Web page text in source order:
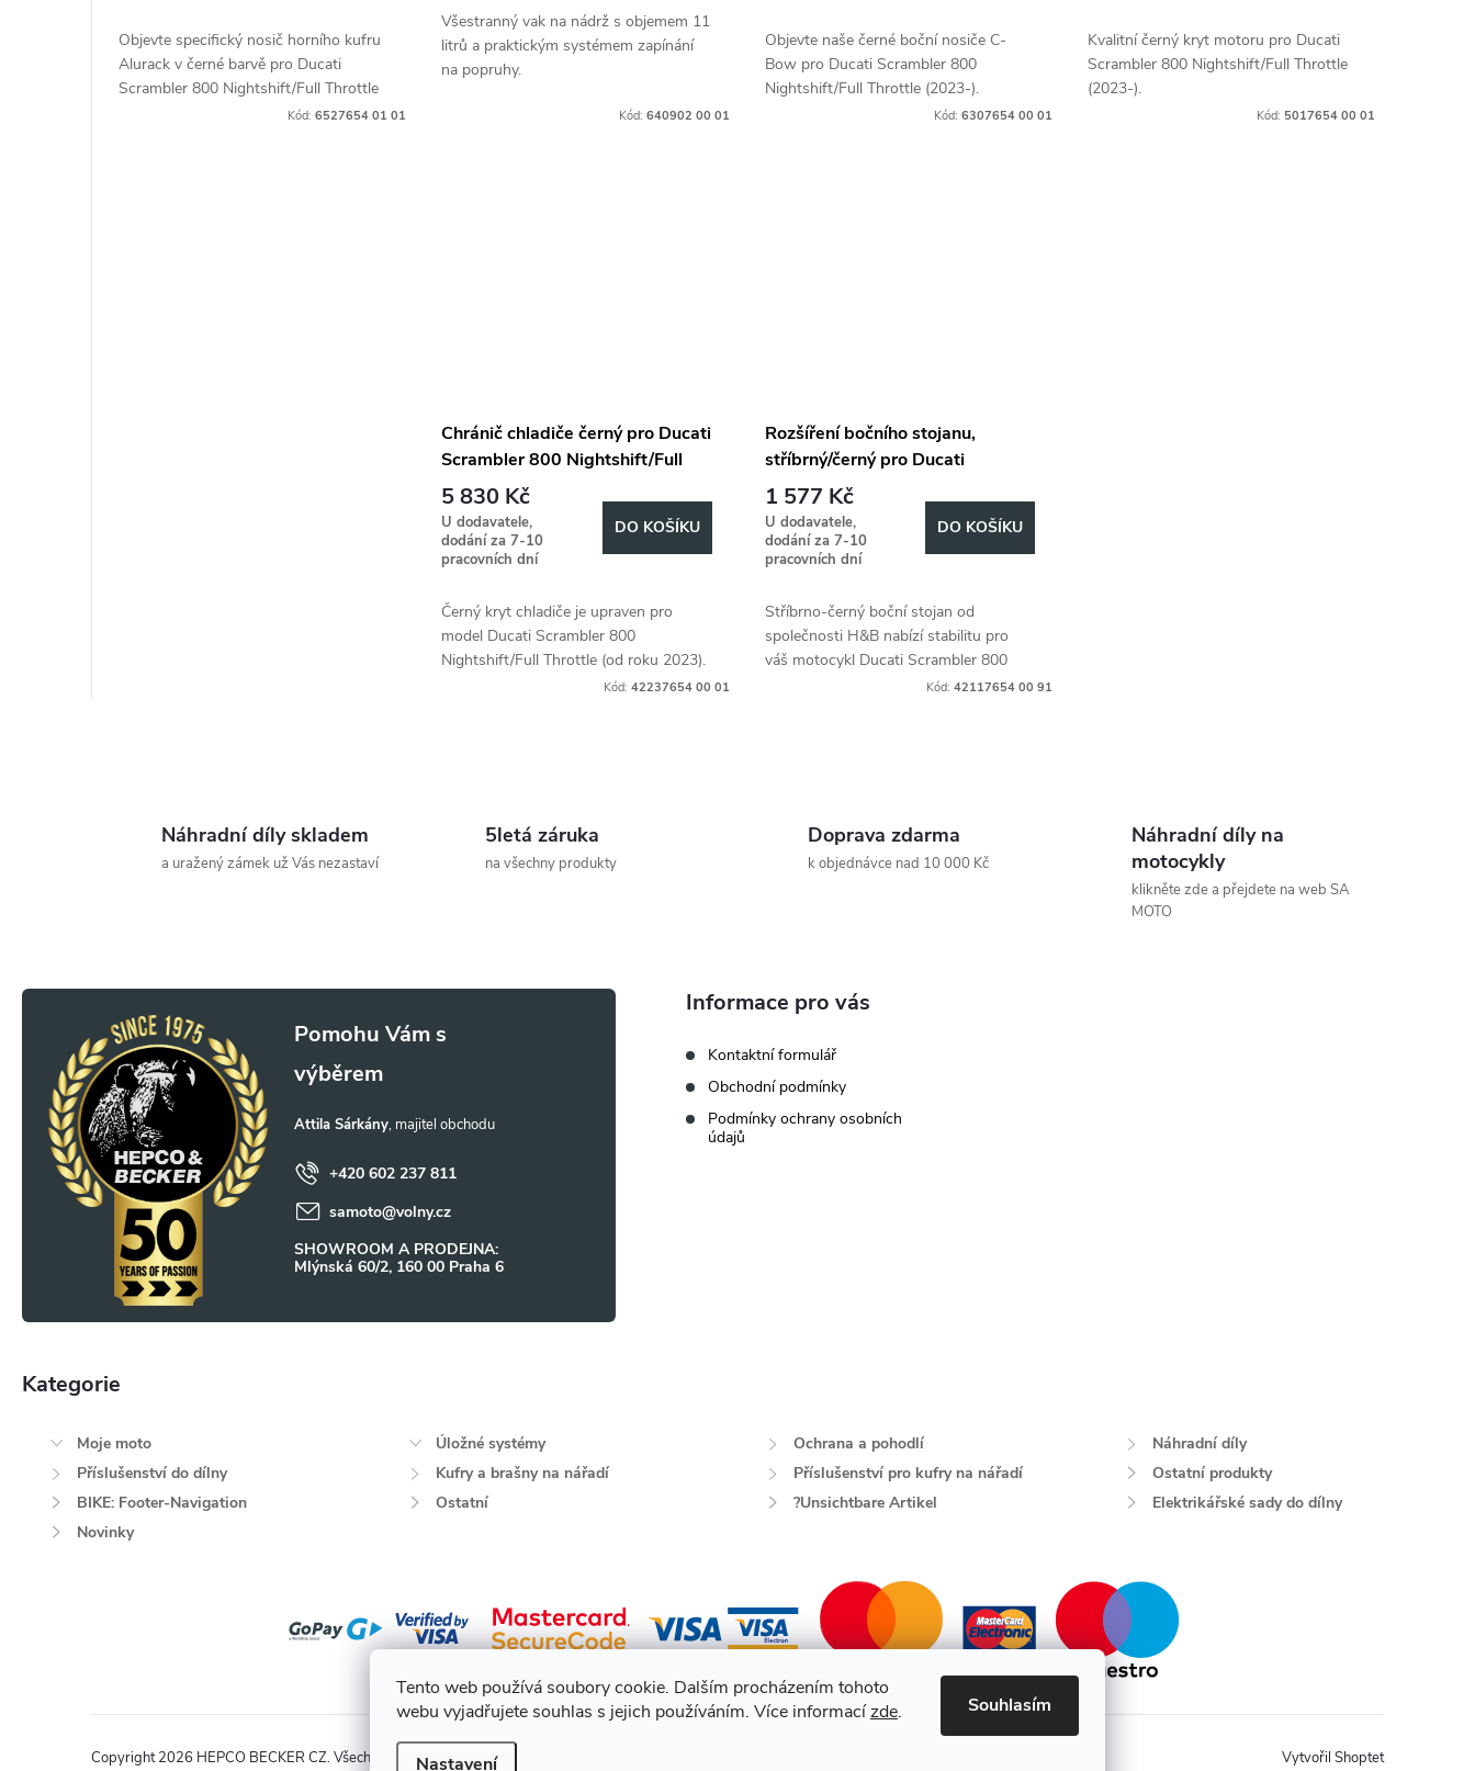
Tento web používá soubory cookie. Dalším procházením tohoto
webu vyjadřujete souhlas s jejich používáním. Více informacízde.
Nastavení
Souhlasím
Objevte specifický nosič horního kufru
Alurack v černé barvě pro Ducati
Scrambler 800 Nightshift/Full Throttle
Kód:6527654 01 01
Všestranný vak na nádrž s objemem 11
litrů a praktickým systémem zapínání
na popruhy.
Kód: 640902 00 01
Objevte naše černé boční nosiče C-
Bow pro Ducati Scrambler 800
Nightshift/Full Throttle (2023-).
Kód: 6307654 00 01
Kvalitní černý kryt motoru pro Ducati
Scrambler 800 Nightshift/Full Throttle
(2023-).
Kód: 5017654 00 01
Chránič chladiče černý pro Ducati
Scrambler 800 Nightshift/Full
Throttle (2023-)
5 830 Kč
U dodavatele,
dodání za 7-10
pracovních dní
DO KOŠÍKU
Černý kryt chladiče je upraven pro
model Ducati Scrambler 800
Nightshift/Full Throttle (od roku 2023).
Kód: 42237654 00 01
Rozšíření bočního stojanu,
stříbrný/černý pro Ducati
Scrambler 800 Nightshift/Full
Throttle (2023-)
1 577 Kč
U dodavatele,
dodání za 7-10
pracovních dní
DO KOŠÍKU
Stříbrno-černý boční stojan od
společnosti H&B nabízí stabilitu pro
váš motocykl Ducati Scrambler 800
Nightshift/Full Throttle (2023-).
Kód: 42117654 00 91
a
c
í
p
r
v
ý
p
i
s
Náhradní díly skladem
a uražený zámek už Vás nezastaví
5letá záruka
na všechny produkty
Doprava zdarma
k objednávce nad 10 000 Kč
Náhradní díly na
motocykly
klikněte zde a přejdete na web SA
MOTO
Z
Attila Sárkány
+420 602 237 811
samoto@volny.cz
SHOWROOM A PRODEJNA:
Mlýnská 60/2, 160 00 Praha 6
Informace pro vás
Kontaktní formulář
Obchodní podmínky
Podmínky ochrany osobních
údajů
Přeskočit
Kategorie
Moje moto Úložné systémy Ochrana a pohodlí
Náhradní díly
Příslušenství do dílny
Kufry a brašny na nářadí Příslušenství pro kufry na nářadí
Ostatní produkty
BIKE: Footer-Navigation
Ostatní ?Unsichtbare Artikel
Elektrikářské sady do dílny
Novinky
Vytvořil Shoptet
Copyright 2026 HEPCO BECKER CZ. Všechna práva vyhrazena.